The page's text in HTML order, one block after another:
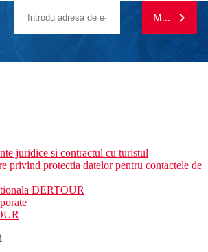
MA
juridice si contractul cu turistul
privind protectia datelor pentru contactele de
DERTOUR